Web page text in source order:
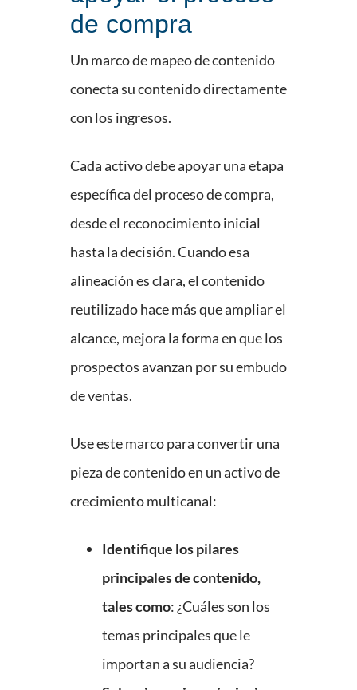
de compra
Un marco de mapeo de contenido
conecta su contenido directamente
con los ingresos.
Cada activo debe apoyar una etapa
específica del proceso de compra,
desde el reconocimiento inicial
hasta la decisión. Cuando esa
alineación es clara, el contenido
reutilizado hace más que ampliar el
alcance, mejora la forma en que los
prospectos avanzan por su embudo
de ventas.
Use este marco para convertir una
pieza de contenido en un activo de
crecimiento multicanal:
Identifique los pilares
principales de contenido,
tales como: ¿Cuáles son los
temas principales que le
importan a su audiencia?